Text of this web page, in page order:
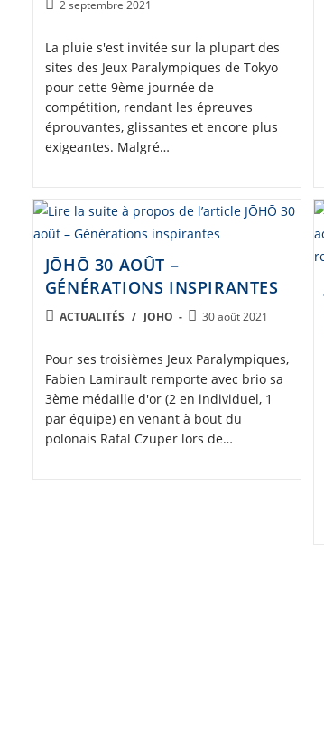
Post2 septembre 2021
La pluie s'est invitée sur la plupart des
sites des Jeux Paralympiques de Tokyo
pour cette 9ème journée de
compétition, rendant les épreuves
éprouvantes, glissantes et encore plus
exigeantes. Malgré…
JŌHŌ 30 AOÛT –
GÉNÉRATIONS INSPIRANTES
POSTACTUALITÉS / JOHO
Post30 août 2021
Pour ses troisièmes Jeux Paralympiques,
Fabien Lamirault remporte avec brio sa
3ème médaille d'or (2 en individuel, 1
par équipe) en venant à bout du
polonais Rafal Czuper lors de…